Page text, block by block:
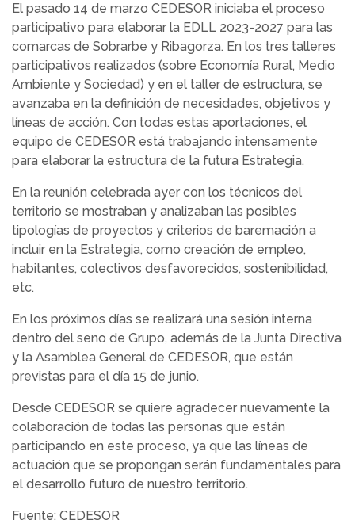
El pasado 14 de marzo CEDESOR iniciaba el proceso
participativo para elaborar la EDLL 2023-2027 para las
comarcas de Sobrarbe y Ribagorza. En los tres talleres
participativos realizados (sobre Economía Rural, Medio
Ambiente y Sociedad) y en el taller de estructura, se
avanzaba en la definición de necesidades, objetivos y
líneas de acción. Con todas estas aportaciones, el
equipo de CEDESOR está trabajando intensamente
para elaborar la estructura de la futura Estrategia.
En la reunión celebrada ayer con los técnicos del
territorio se mostraban y analizaban las posibles
tipologías de proyectos y criterios de baremación a
incluir en la Estrategia, como creación de empleo,
habitantes, colectivos desfavorecidos, sostenibilidad,
etc.
En los próximos días se realizará una sesión interna
dentro del seno de Grupo, además de la Junta Directiva
y la Asamblea General de CEDESOR, que están
previstas para el día 15 de junio.
Desde CEDESOR se quiere agradecer nuevamente la
colaboración de todas las personas que están
participando en este proceso, ya que las líneas de
actuación que se propongan serán fundamentales para
el desarrollo futuro de nuestro territorio.
Fuente: CEDESOR